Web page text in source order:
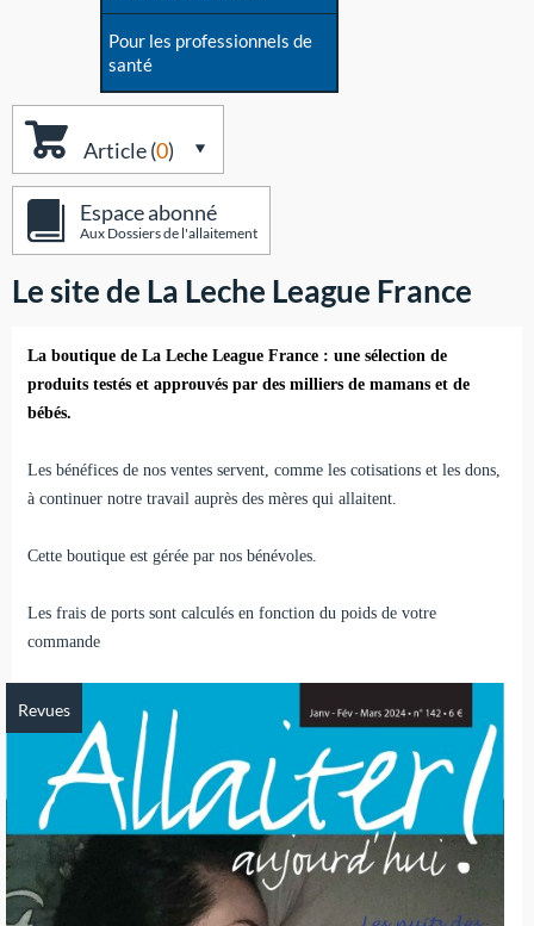
Pour les professionnels de
santé
Article (0)
Espace abonné
Aux Dossiers de l'allaitement
Le site de La Leche League France
La boutique de La Leche League France : une sélection de
produits testés et approuvés par des milliers de mamans et de
bébés.
Les bénéfices de nos ventes servent, comme les cotisations et les dons,
à continuer notre travail auprès des mères qui allaitent.
Cette boutique est gérée par nos bénévoles.
Les frais de ports sont calculés en fonction du poids de votre
commande
Revues